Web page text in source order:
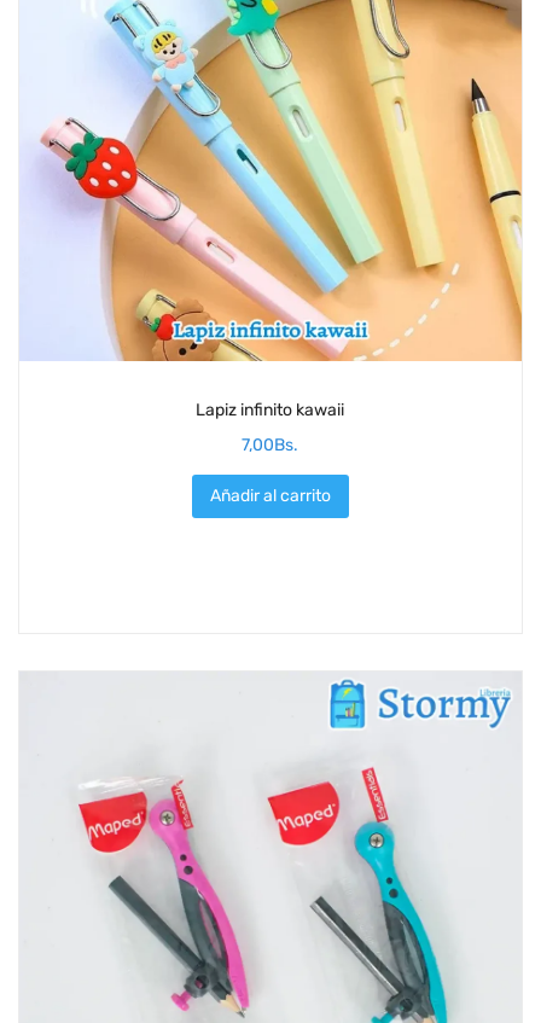
Lapiz infinito kawaii
7,00Bs.
Añadir al carrito